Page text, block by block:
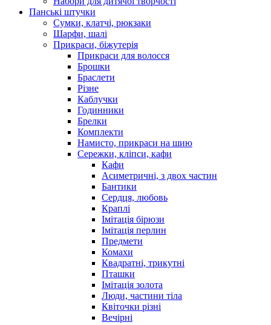
Панські штучки
Сумки, клатчі, рюкзаки
Шарфи, шалі
Прикраси, біжутерія
Прикраси для волосся
Брошки
Браслети
Різне
Каблучки
Годинники
Брелки
Комплекти
Намисто, прикраси на шию
Сережки, кліпси, кафи
Кафи
Асиметричні, з двох частин
Бантики
Сердця, любовь
Краплі
Імітація бірюзи
Імітація перлин
Предмети
Комахи
Квадратні, трикутні
Пташки
Імітація золота
Люди, частини тіла
Квіточки різні
Вечірні